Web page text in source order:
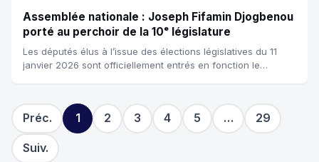
Assemblée nationale : Joseph Fifamin Djogbenou
porté au perchoir de la 10ᵉ législature
Les députés élus à l’issue des élections législatives du 11
janvier 2026 sont officiellement entrés en fonction le
Préc. 1 2 3 4 5 … 29
Suiv.